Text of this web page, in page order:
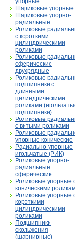
упорные
Шариковые упорные
Шариковые упорно-
радиальные
Роликовые
с короткими
цилиндрическими
роликами
Роликовые
сферические
двухрядные
Роликовые
подшипники с
длинными
цилиндрическими
роликами
подшипники)
Роликовые
с витыми роликами
Роликовые
упорные конические
Радиально-упорные
игольчатые (РИК)
Роликовые упорно-
радиальные
сферические
Роликовые упорные
коническими
Роликовые упорные
короткими
цилиндрическими
роликами
Подшипники
скольжения
(шарнирные)